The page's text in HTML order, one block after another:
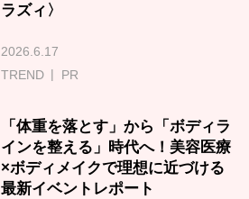
ラズィ〉
2026.6.17
TREND
PR
「体重を落とす」から「ボディラ
インを整える」時代へ！美容医療
×ボディメイクで理想に近づける
最新イベントレポート